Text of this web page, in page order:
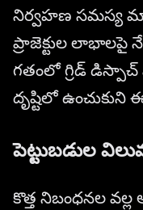
నిర్వహణ సమస్య
ప్రాజెక్టుల లాభాలపై
గతంలో గ్రిడ్
దృష్టిలో ఉంచుకుని
పెట్టుబడుల
కొత్త నిబంధనల